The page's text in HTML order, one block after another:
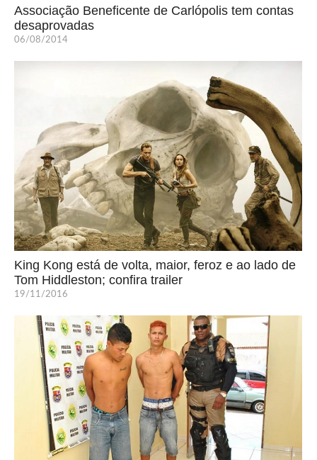
Associação Beneficente de Carlópolis tem contas
desaprovadas
06/08/2014
King Kong está de volta, maior, feroz e ao lado de
Tom Hiddleston; confira trailer
19/11/2016